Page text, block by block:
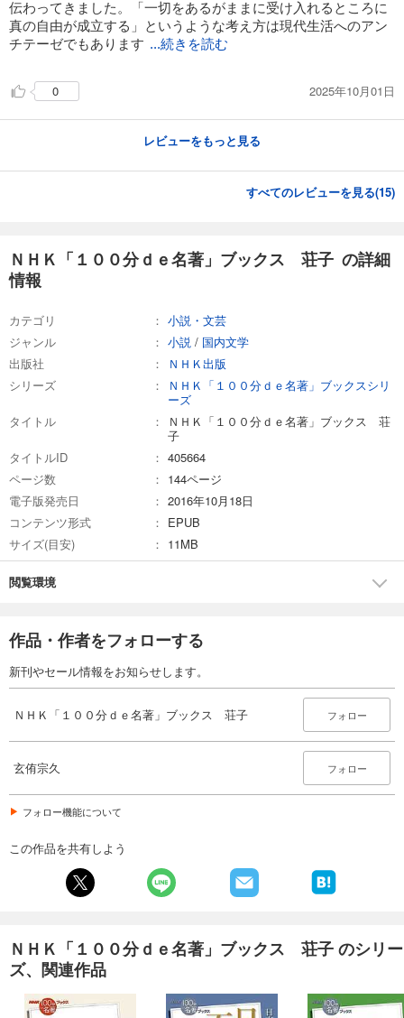
伝わってきました。「一切をあるがままに受け入れるところに
真の自由が成立する」というような考え方は現代生活へのアン
チテーゼでもあります ...続きを読む
0 2025年10月01日
レビューをもっと見る
すべてのレビューを見る(15)
ＮＨＫ「１００分ｄｅ名著」ブックス 荘子 の詳細
情報
カテゴリ
小説・文芸
ジャンル
小説 / 国内文学
出版社
ＮＨＫ出版
シリーズ
ＮＨＫ「１００分ｄｅ名著」ブックスシリ
ーズ
タイトル
ＮＨＫ「１００分ｄｅ名著」ブックス 荘
子
タイトルID
405664
ページ数
144ページ
電子版発売日
2016年10月18日
コンテンツ形式
EPUB
サイズ(目安)
11MB
閲覧環境
作品・作者をフォローする
新刊やセール情報をお知らせします。
ＮＨＫ「１００分ｄｅ名著」ブックス 荘子 フォロー
玄侑宗久 フォロー
フォロー機能について
この作品を共有しよう
ＮＨＫ「１００分ｄｅ名著」ブックス 荘子 のシリー
ズ、関連作品